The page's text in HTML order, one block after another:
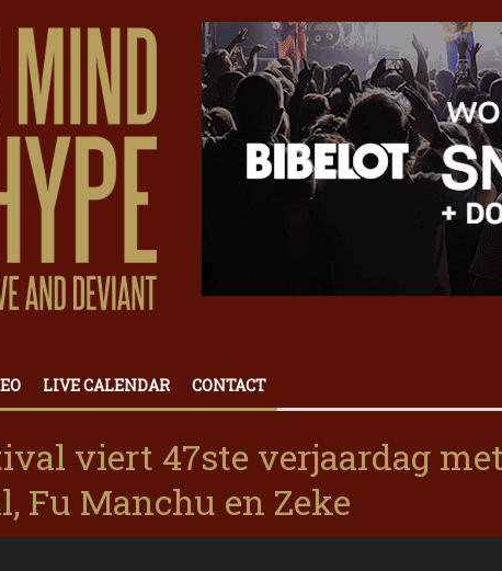
LIVE CALENDAR CONTACT
viert 47ste verjaardag
Fu Manchu en Zeke